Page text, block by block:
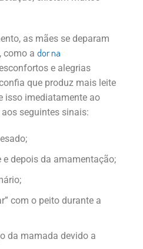
as mães se deparam
como a dor na
e alegrias
que produz mais leite
isso imediatamente ao
seguintes sinais:
depois da amamentação;
com o peito durante a
da mamada devido a